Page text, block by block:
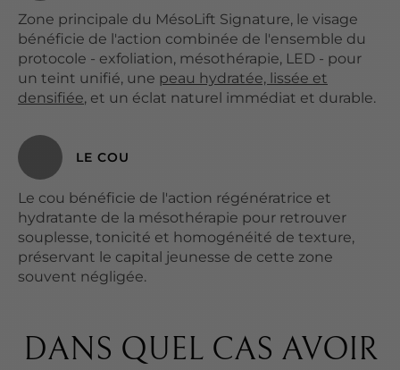
Zone principale du MésoLift Signature, le visage
bénéficie de l'action combinée de l'ensemble du
protocole - exfoliation, mésothérapie, LED - pour
un teint unifié, une peau hydratée, lissée et
densifiée, et un éclat naturel immédiat et durable.
LE COU
Le cou bénéficie de l'action régénératrice et
hydratante de la mésothérapie pour retrouver
souplesse, tonicité et homogénéité de texture,
préservant le capital jeunesse de cette zone
souvent négligée.
DANS QUEL CAS AVOIR